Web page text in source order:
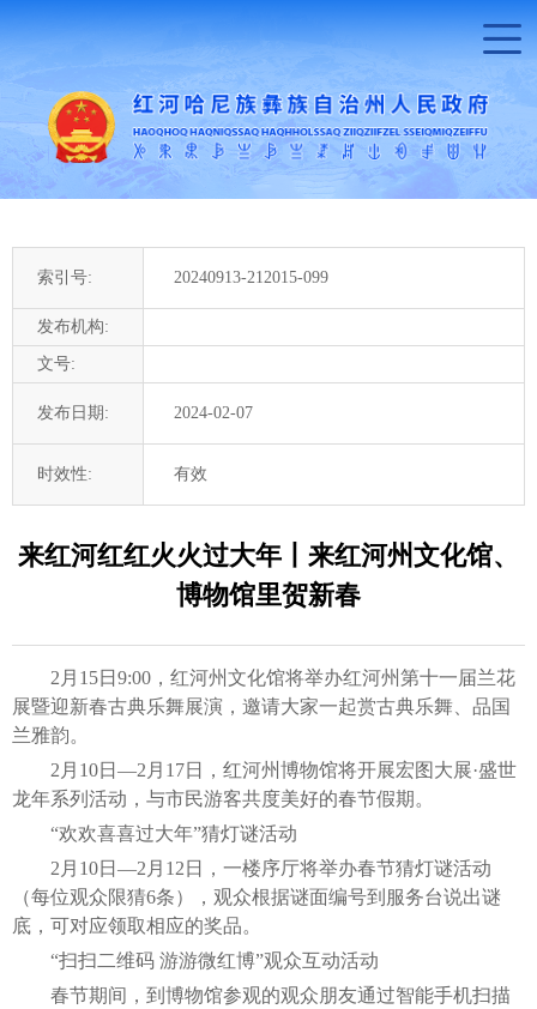
索引号: 20240913-212015-099
发布机构:
文号:
发布日期: 2024-02-07
时效性: 有效
来红河红红火火过大年丨来红河州文化馆、
博物馆里贺新春
2月15日9:00，红河州文化馆将举办红河州第十一届兰花
展暨迎新春古典乐舞展演，邀请大家一起赏古典乐舞、品国
兰雅韵。
2月10日—2月17日，红河州博物馆将开展宏图大展·盛世
龙年系列活动，与市民游客共度美好的春节假期。
“欢欢喜喜过大年”猜灯谜活动
2月10日—2月12日，一楼序厅将举办春节猜灯谜活动
（每位观众限猜6条），观众根据谜面编号到服务台说出谜
底，可对应领取相应的奖品。
“扫扫二维码 游游微红博”观众互动活动
春节期间，到博物馆参观的观众朋友通过智能手机扫描